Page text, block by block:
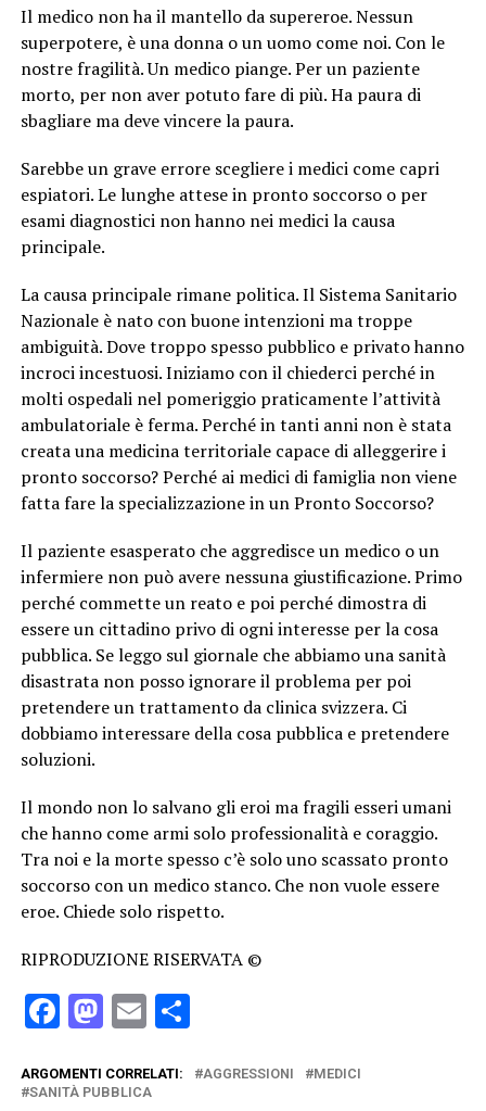
Il medico non ha il mantello da supereroe. Nessun
superpotere, è una donna o un uomo come noi. Con le
nostre fragilità. Un medico piange. Per un paziente
morto, per non aver potuto fare di più. Ha paura di
sbagliare ma deve vincere la paura.
Sarebbe un grave errore scegliere i medici come capri
espiatori. Le lunghe attese in pronto soccorso o per
esami diagnostici non hanno nei medici la causa
principale.
La causa principale rimane politica. Il Sistema Sanitario
Nazionale è nato con buone intenzioni ma troppe
ambiguità. Dove troppo spesso pubblico e privato hanno
incroci incestuosi. Iniziamo con il chiederci perché in
molti ospedali nel pomeriggio praticamente l’attività
ambulatoriale è ferma. Perché in tanti anni non è stata
creata una medicina territoriale capace di alleggerire i
pronto soccorso? Perché ai medici di famiglia non viene
fatta fare la specializzazione in un Pronto Soccorso?
Il paziente esasperato che aggredisce un medico o un
infermiere non può avere nessuna giustificazione. Primo
perché commette un reato e poi perché dimostra di
essere un cittadino privo di ogni interesse per la cosa
pubblica. Se leggo sul giornale che abbiamo una sanità
disastrata non posso ignorare il problema per poi
pretendere un trattamento da clinica svizzera. Ci
dobbiamo interessare della cosa pubblica e pretendere
soluzioni.
Il mondo non lo salvano gli eroi ma fragili esseri umani
che hanno come armi solo professionalità e coraggio.
Tra noi e la morte spesso c’è solo uno scassato pronto
soccorso con un medico stanco. Che non vuole essere
eroe. Chiede solo rispetto.
RIPRODUZIONE RISERVATA ©
Facebook
Mastodon
EmailCondividi
ARGOMENTI CORRELATI: AGGRESSIONI
MEDICI
SANITÀ PUBBLICA